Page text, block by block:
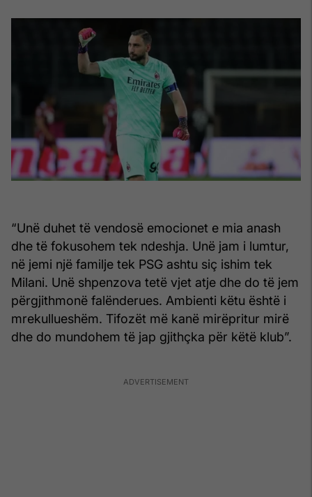
“Unë duhet të vendosë emocionet e mia anash
dhe të fokusohem tek ndeshja. Unë jam i lumtur,
në jemi një familje tek PSG ashtu siç ishim tek
Milani. Unë shpenzova tetë vjet atje dhe do të jem
përgjithmonë falënderues. Ambienti këtu është i
mrekullueshëm. Tifozët më kanë mirëpritur mirë
dhe do mundohem të jap gjithçka për këtë klub”.